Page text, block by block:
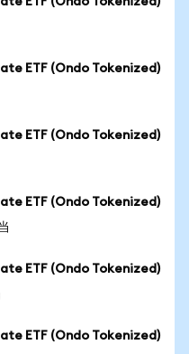
ETF (Ondo Tokenized)
ETF (Ondo Tokenized)
ETF (Ondo Tokenized)
ETF (Ondo Tokenized)
ETF (Ondo Tokenized)